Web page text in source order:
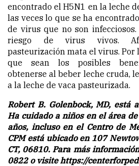
encontrado el H5N1 en la leche
las veces lo que se ha
de virus que no son
riesgo de virus vivos.
pasteurización mata el virus. Por
que sean los posibles
obtenerse al beber leche cruda,
a la leche de vaca pasteurizada.
Robert B. Golenbock, MD, está
Ha cuidado a niños en el área
años, incluso en el Centro de
CPM está ubicado en 107
CT, 06810. Para más
0822 o visite https://